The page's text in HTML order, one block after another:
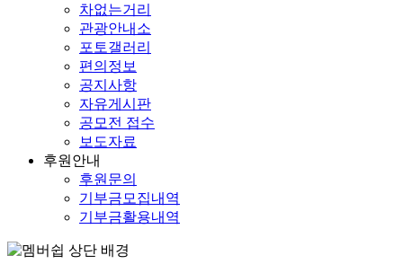
차없는거리
관광안내소
포토갤러리
편의정보
공지사항
자유게시판
공모전 접수
보도자료
후원안내
후원문의
기부금모집내역
기부금활용내역